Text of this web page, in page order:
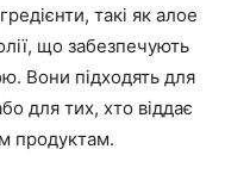
такі як алое
що забезпечують
Вони підходять для
для тих, хто віддає
продуктам.